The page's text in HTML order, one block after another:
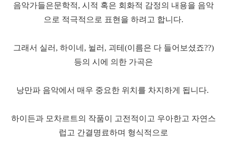
음악가들은문학적, 시적 혹은 회화적 감정의 내용을 음악
으로 적극적으로 표현을 하려고 합니다.
그래서 실러, 하이네, 뉠러, 괴테(이름은 다 들어보셨죠??)
등의 시에 의한 가곡은
낭만파 음악에서 매우 중요한 위치를 차지하게 됩니다.
하이든과 모차르트의 작품이 고전적이고 우아한고 자연스
럽고 간결명료하며 형식적으로